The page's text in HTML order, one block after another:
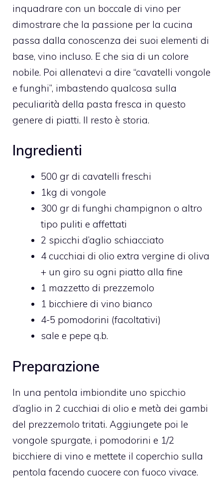
inquadrare con un boccale di vino per
dimostrare che la passione per la cucina
passa dalla conoscenza dei suoi elementi di
base, vino incluso. E che sia di un colore
nobile. Poi allenatevi a dire “cavatelli vongole
e funghi”, imbastendo qualcosa sulla
peculiarità della pasta fresca in questo
genere di piatti. Il resto è storia.
Ingredienti
500 gr di cavatelli freschi
1kg di vongole
300 gr di funghi champignon o altro
tipo puliti e affettati
2 spicchi d’aglio schiacciato
4 cucchiai di olio extra vergine di oliva
+ un giro su ogni piatto alla fine
1 mazzetto di prezzemolo
1 bicchiere di vino bianco
4-5 pomodorini (facoltativi)
sale e pepe q.b.
Preparazione
In una pentola imbiondite uno spicchio
d’aglio in 2 cucchiai di olio e metà dei gambi
del prezzemolo tritati. Aggiungete poi le
vongole spurgate, i pomodorini e 1/2
bicchiere di vino e mettete il coperchio sulla
pentola facendo cuocere con fuoco vivace.